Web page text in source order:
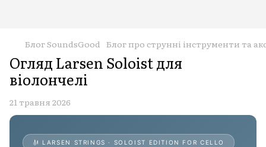
Блог SoundsGood Блог про струнні інструменти та
Огляд Larsen Soloist для
віолончелі
21 травня 2026
🎻 LARSEN STRINGS · SOLOIST EDITION FOR CELLO